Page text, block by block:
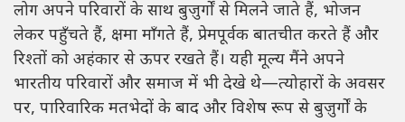
लोग अपने परिवारों के साथ बुज़ुर्गों से मिलने जाते हैं, भोजन
लेकर पहुँचते हैं, क्षमा माँगते हैं, प्रेमपूर्वक बातचीत करते हैं और
रिश्तों को अहंकार से ऊपर रखते हैं। यही मूल्य मैंने अपने
भारतीय परिवारों और समाज में भी देखे थे—त्योहारों के अवसर
पर, पारिवारिक मतभेदों के बाद और विशेष रूप से बुज़ुर्गों के